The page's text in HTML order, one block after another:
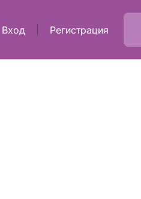
Вход Регистрация